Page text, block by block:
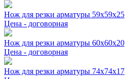
Нож для резки арматуры 59x59x25
Цена - договорная
Нож для резки арматуры 60x60x20
Цена - договорная
Нож для резки арматуры 74x74x17